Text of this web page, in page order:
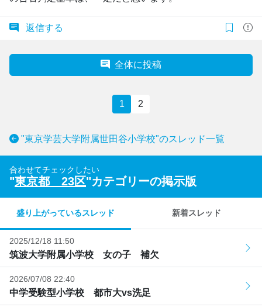
返信する
全体に投稿
1 2
"東京学芸大学附属世田谷小学校"のスレッド一覧
合わせてチェックしたい
"東京都 23区"カテゴリーの掲示版
盛り上がっているスレッド 新着スレッド
2025/12/18 11:50
筑波大学附属小学校 女の子 補欠
2026/07/08 22:40
中学受験型小学校 都市大vs洗足